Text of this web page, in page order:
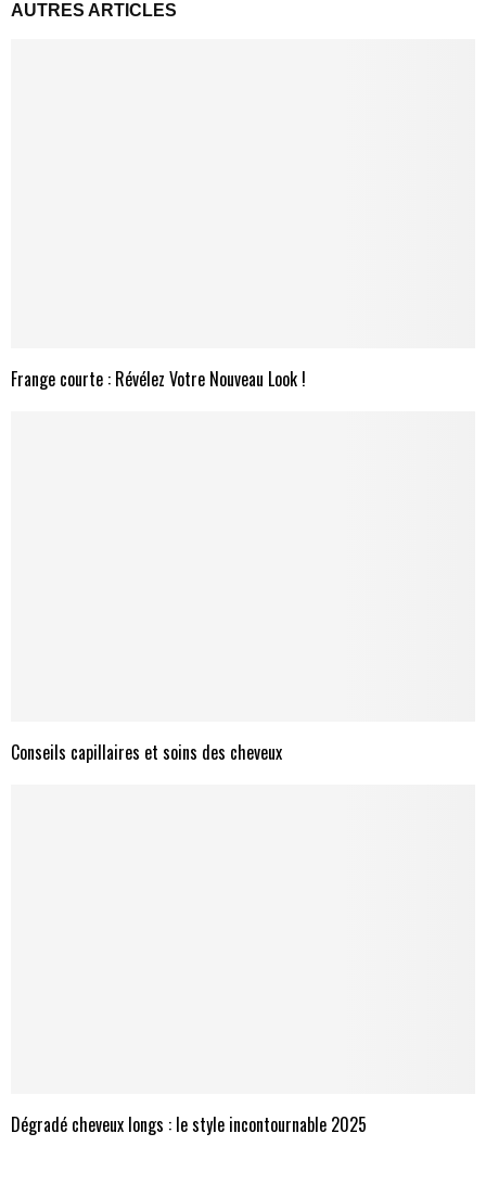
AUTRES ARTICLES
Frange courte : Révélez Votre Nouveau Look !
Conseils capillaires et soins des cheveux
Dégradé cheveux longs : le style incontournable 2025